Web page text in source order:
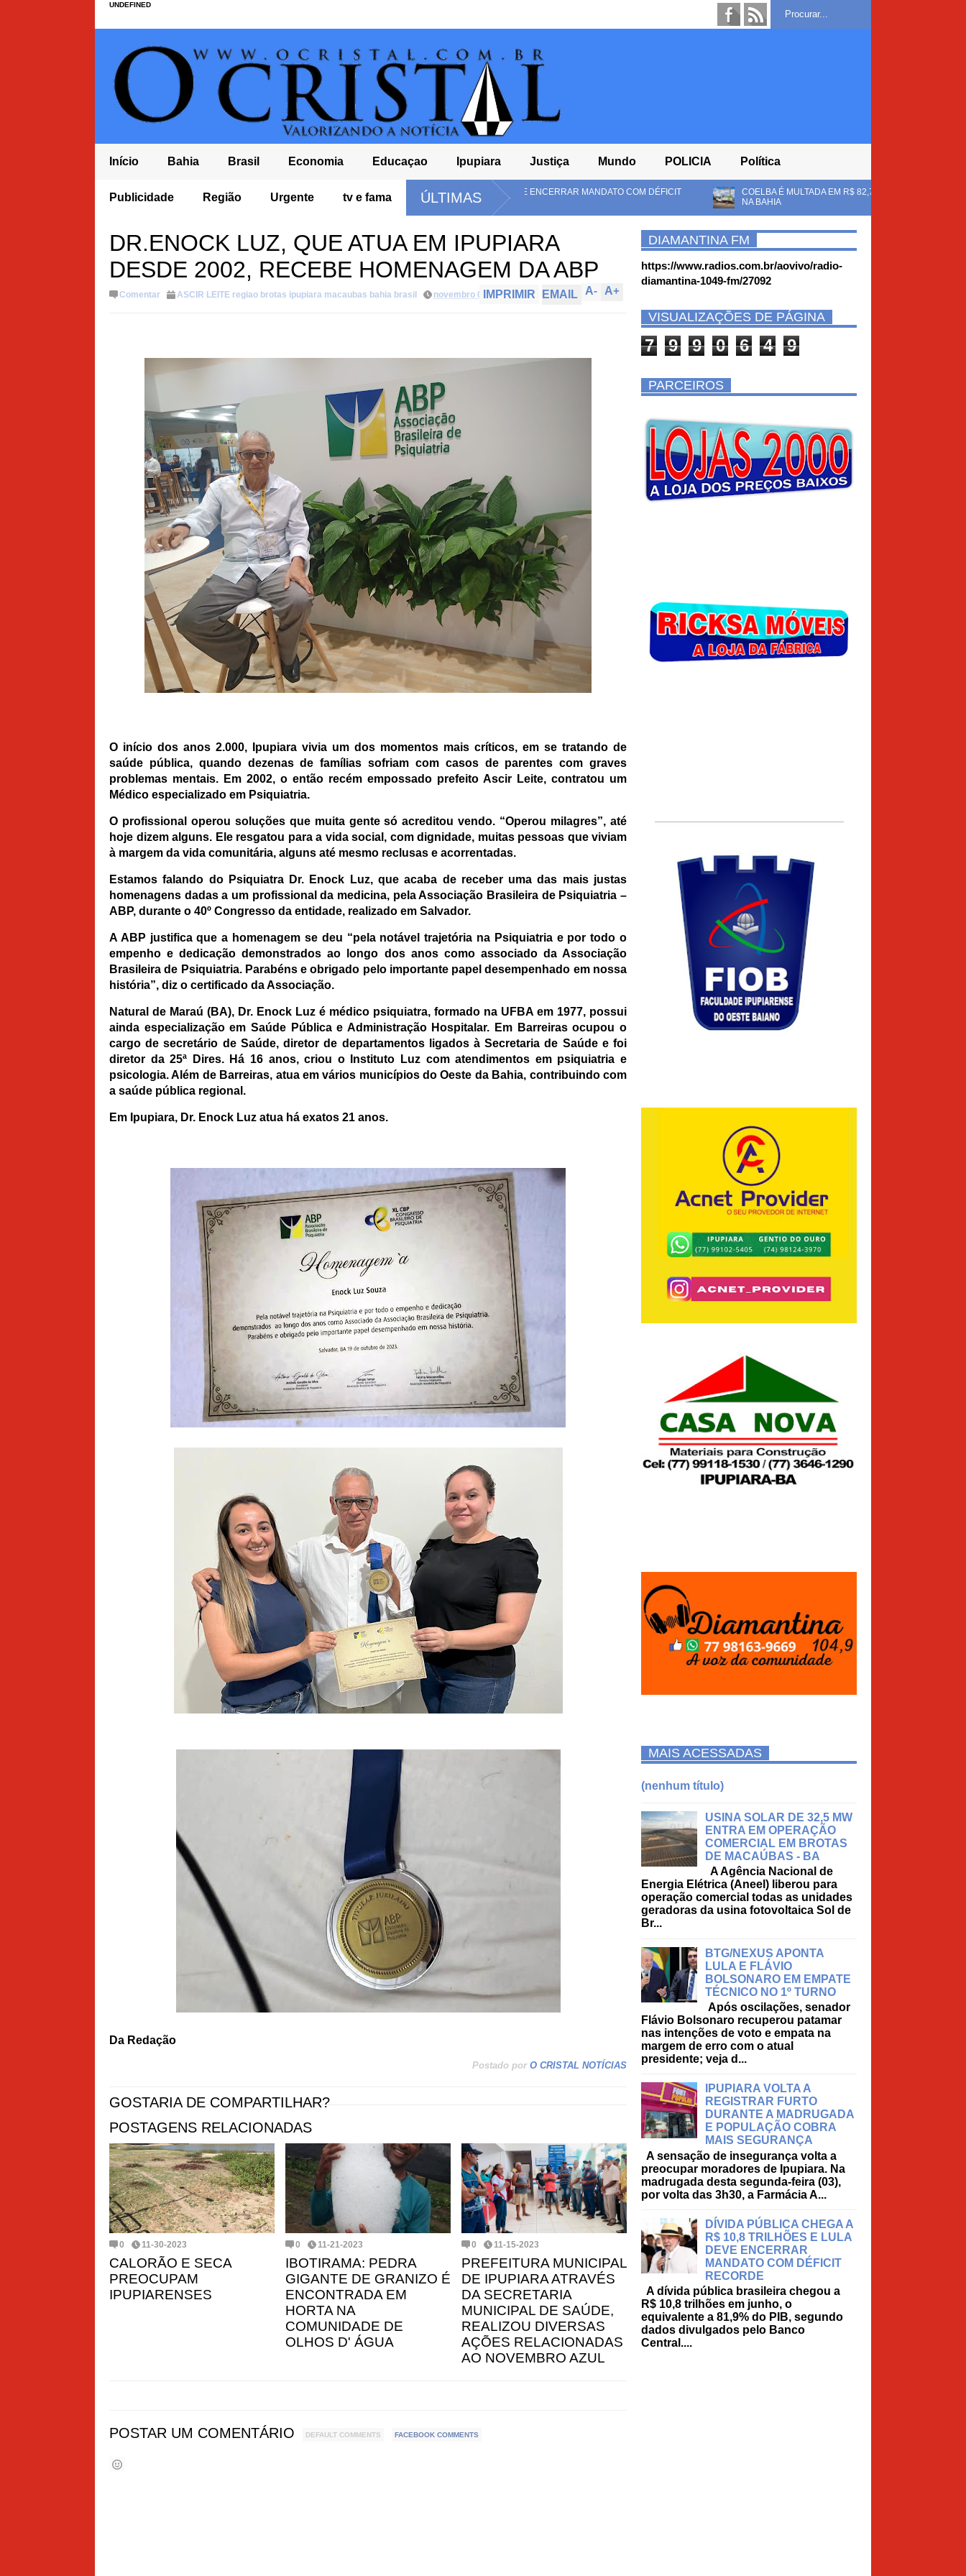
UNDEFINED
Início Bahia Brasil Economia Educaçao Ipupiara Justiça Mundo POLICIA Política
Publicidade Região Urgente tv e fama ÚLTIMAS
DÍVIDA PÚBLICA CHEGA A R$ 10,8 TRILHÕES E LULA DEVE ENCERRAR MANDATO COM DÉFICIT
RECORDE
COELBA É MULTADA EM R$ 82,7 MILHÕES APÓS ANEL APONTAR IRREGULARIDADES
DR.ENOCK LUZ, QUE ATUA EM IPUPIARA
DESDE 2002, RECEBE HOMENAGEM DA ABP
Comentar ASCIR LEITE regiao brotas ipupiara macaubas bahia brasil novembro 01, 2023 A+
A-
IMPRIMIR EMAIL
O início dos anos 2.000, Ipupiara vivia um dos momentos mais críticos, em se tratando de
saúde pública, quando dezenas de famílias sofriam com casos de parentes com graves
problemas mentais. Em 2002, o então recém empossado prefeito Ascir Leite, contratou um
Médico especializado em Psiquiatria.
O profissional operou soluções que muita gente só acreditou vendo. “Operou milagres”, até
hoje dizem alguns. Ele resgatou para a vida social, com dignidade, muitas pessoas que viviam
à margem da vida comunitária, alguns até mesmo reclusas e acorrentadas.
Estamos falando do Psiquiatra Dr. Enock Luz, que acaba de receber uma das mais justas
homenagens dadas a um profissional da medicina, pela Associação Brasileira de Psiquiatria –
ABP, durante o 40º Congresso da entidade, realizado em Salvador.
A ABP justifica que a homenagem se deu “pela notável trajetória na Psiquiatria e por todo o
empenho e dedicação demonstrados ao longo dos anos como associado da Associação
Brasileira de Psiquiatria. Parabéns e obrigado pelo importante papel desempenhado em nossa
história”, diz o certificado da Associação.
Natural de Maraú (BA), Dr. Enock Luz é médico psiquiatra, formado na UFBA em 1977, possui
ainda especialização em Saúde Pública e Administração Hospitalar. Em Barreiras ocupou o
cargo de secretário de Saúde, diretor de departamentos ligados à Secretaria de Saúde e foi
diretor da 25ª Dires. Há 16 anos, criou o Instituto Luz com atendimentos em psiquiatria e
psicologia. Além de Barreiras, atua em vários municípios do Oeste da Bahia, contribuindo com
a saúde pública regional.
Em Ipupiara, Dr. Enock Luz atua há exatos 21 anos.
Da Redação
Postado por O CRISTAL NOTÍCIAS
GOSTARIA DE COMPARTILHAR?
POSTAGENS RELACIONADAS
0 11-30-2023
CALORÃO E SECA
PREOCUPAM
IPUPIARENSES
0 11-21-2023
IBOTIRAMA: PEDRA
GIGANTE DE GRANIZO É
ENCONTRADA EM
HORTA NA
COMUNIDADE DE
OLHOS D' ÁGUA
0 11-15-2023
PREFEITURA MUNICIPAL
DE IPUPIARA ATRAVÉS
DA SECRETARIA
MUNICIPAL DE SAÚDE,
REALIZOU DIVERSAS
AÇÕES RELACIONADAS
AO NOVEMBRO AZUL
POSTAR UM COMENTÁRIO DEFAULT COMMENTS FACEBOOK COMMENTS
DIAMANTINA FM
https://www.radios.com.br/aovivo/radio-
diamantina-1049-fm/27092
VISUALIZAÇÕES DE PÁGINA
7 9 9 0 6 4 9
PARCEIROS
MAIS ACESSADAS
(nenhum título)
USINA SOLAR DE 32,5 MW
ENTRA EM OPERAÇÃO
COMERCIAL EM BROTAS
DE MACAÚBAS - BA
A Agência Nacional de
Energia Elétrica (Aneel) liberou para
operação comercial todas as unidades
geradoras da usina fotovoltaica Sol de
Br...
BTG/NEXUS APONTA
LULA E FLÁVIO
BOLSONARO EM EMPATE
TÉCNICO NO 1º TURNO
Após oscilações, senador
Flávio Bolsonaro recuperou patamar
nas intenções de voto e empata na
margem de erro com o atual
presidente; veja d...
IPUPIARA VOLTA A
REGISTRAR FURTO
DURANTE A MADRUGADA
E POPULAÇÃO COBRA
MAIS SEGURANÇA
A sensação de insegurança volta a
preocupar moradores de Ipupiara. Na
madrugada desta segunda-feira (03),
por volta das 3h30, a Farmácia A...
DÍVIDA PÚBLICA CHEGA A
R$ 10,8 TRILHÕES E LULA
DEVE ENCERRAR
MANDATO COM DÉFICIT
RECORDE
A dívida pública brasileira chegou a
R$ 10,8 trilhões em junho, o
equivalente a 81,9% do PIB, segundo
dados divulgados pelo Banco
Central....